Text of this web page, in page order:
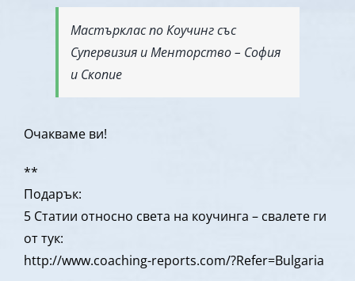
Мастърклас по Коучинг със
Супервизия и Менторство – София
и Скопие
Очакваме ви!
**
Подарък:
5 Статии относно света на коучинга – свалете ги
от тук:
http://www.coaching-reports.com/?Refer=Bulgaria